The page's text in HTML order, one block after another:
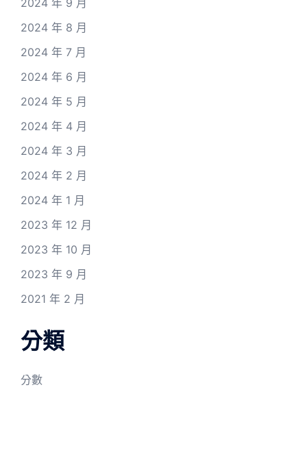
2024 年 9 月
2024 年 8 月
2024 年 7 月
2024 年 6 月
2024 年 5 月
2024 年 4 月
2024 年 3 月
2024 年 2 月
2024 年 1 月
2023 年 12 月
2023 年 10 月
2023 年 9 月
2021 年 2 月
分類
分數